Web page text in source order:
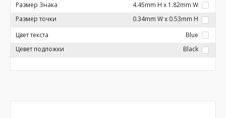
Размер Знака
4.45mm H x 1.82mm W
Размер точки
0.34mm W x 0.53mm H
Цвет текста
Blue
Цевет подложки
Black